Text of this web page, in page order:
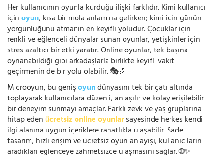
Her kullanıcının oyunla kurduğu ilişki farklıdır. Kimi kullanıcı
içinoyun, kısa bir mola anlamına gelirken; kimi için günün
yorgunluğunu atmanın en keyifli yoludur. Çocuklar için
renkli ve eğlenceli dünyalar sunan oyunlar, yetişkinler için
stres azaltıcı bir etki yaratır. Online oyunlar, tek başına
oynanabildiği gibi arkadaşlarla birlikte keyifli vakit
geçirmenin de bir yolu olabilir. 🎭🎉
Microoyun, bu genişoyundünyasını tek bir çatı altında
toplayarak kullanıcılara düzenli, anlaşılır ve kolay erişilebilir
bir deneyim sunmayı amaçlar. Farklı zevk ve yaş gruplarına
hitap eden ücretsiz online oyunlarsayesinde herkes kendi
ilgi alanına uygun içeriklere rahatlıkla ulaşabilir. Sade
tasarım, hızlı erişim ve ücretsiz oyun anlayışı, kullanıcıların
aradıkları eğlenceye zahmetsizce ulaşmasını sağlar. 🌐✨